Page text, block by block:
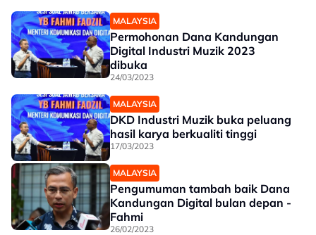
MALAYSIA
Permohonan Dana Kandungan
Digital Industri Muzik 2023
dibuka
24/03/2023
MALAYSIA
DKD Industri Muzik buka peluang
hasil karya berkualiti tinggi
17/03/2023
MALAYSIA
Pengumuman tambah baik Dana
Kandungan Digital bulan depan -
Fahmi
26/02/2023